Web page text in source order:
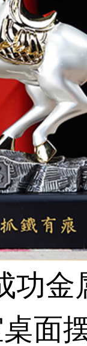
功金
桌面